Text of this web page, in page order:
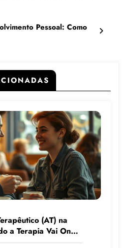
Pessoal: Como
(AT) na
a Terapia Vai Onde